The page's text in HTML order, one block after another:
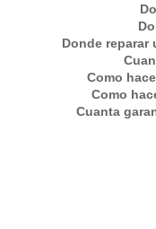
Donde reparar
Como
Como
Cuanta